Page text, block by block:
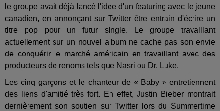
le groupe avait déjà lancé l'idée d'un featuring avec le jeune
canadien, en annonçant sur Twitter être entrain d'écrire un
titre pop pour un futur single. Le groupe travaillant
actuellement sur un nouvel album ne cache pas son envie
de conquérir le marché américain en travaillant avec des
producteurs de renoms tels que Nasri ou Dr. Luke.
Les cinq garçons et le chanteur de « Baby » entretiennent
des liens d'amitié très fort. En effet, Justin Bieber montrait
dernièrement son soutien sur Twitter lors du Summertime